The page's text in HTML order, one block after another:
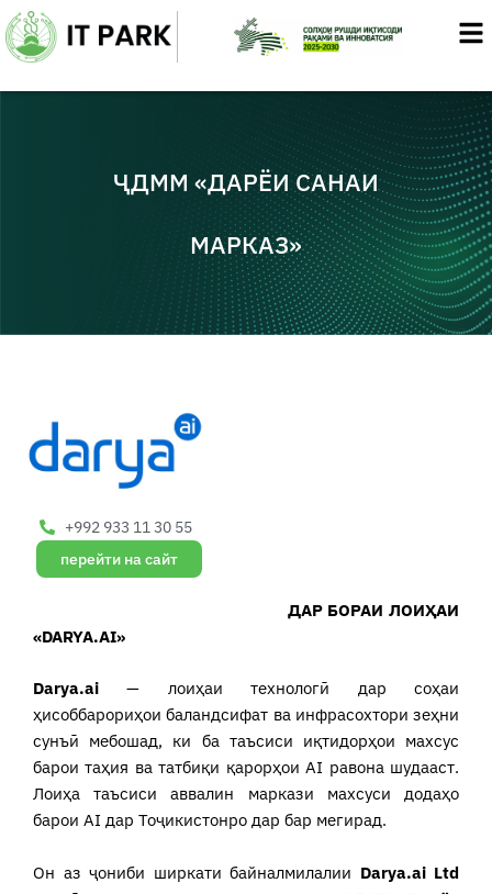
Skip
to
content
ҶДММ «ДАРЁИ САНАИ
МАРКАЗ»
+992 933 11 30 55
перейти на сайт
ДАР БОРАИ ЛОИҲАИ
«DARYA.AI»
Darya.ai — лоиҳаи технологӣ дар соҳаи
ҳисоббарориҳои баландсифат ва инфрасохтори зеҳни
сунъӣ мебошад, ки ба таъсиси иқтидорҳои махсус
барои таҳия ва татбиқи қарорҳои AI равона шудааст.
Лоиҳа таъсиси аввалин маркази махсуси додаҳо
барои AI дар Тоҷикистонро дар бар мегирад.
Он аз ҷониби ширкати байналмилалии Darya.ai Ltd